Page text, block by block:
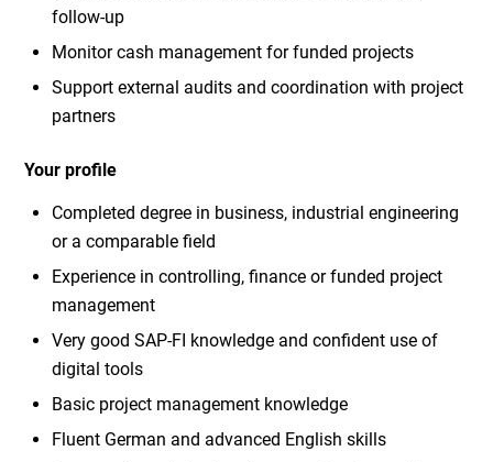
follow-up
Monitor cash management for funded projects
Support external audits and coordination with project
partners
Your profile
Completed degree in business, industrial engineering
or a comparable field
Experience in controlling, finance or funded project
management
Very good SAP-FI knowledge and confident use of
digital tools
Basic project management knowledge
Fluent German and advanced English skills